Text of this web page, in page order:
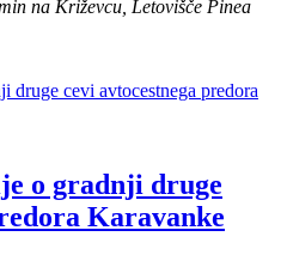
na Križevcu, Letovišče Pinea
o gradnji druge
Karavanke